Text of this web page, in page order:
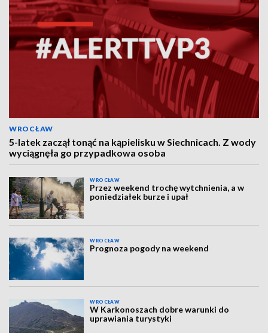
WROCŁAW
5-latek zaczął tonąć na kąpielisku w Siechnicach. Z wody
wyciągnęła go przypadkowa osoba
WROCŁAW
Przez weekend trochę wytchnienia, a w
poniedziałek burze i upał
WROCŁAW
Prognoza pogody na weekend
WROCŁAW
W Karkonoszach dobre warunki do
uprawiania turystyki